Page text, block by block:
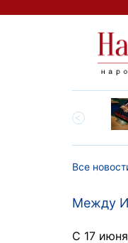
большой эстафеты
Все
Между
С 17